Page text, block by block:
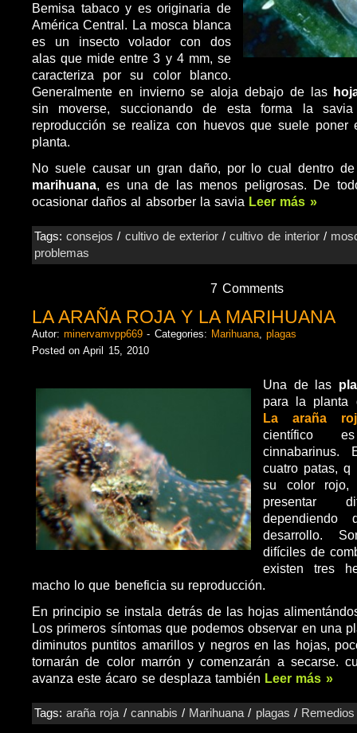
Bemisa tabaco y es originaria de
América Central. La mosca blanca
es un insecto volador con dos
alas que mide entre 3 y 4 mm, se
caracteriza por su color blanco.
Generalmente en invierno se aloja debajo de las
sin moverse, succionando de esta forma la
reproducción se realiza con huevos que suele
planta.
No suele causar un gran daño, por lo cual dentro
marihuana, es una de las menos peligrosas. De
ocasionar daños al absorber la savia Leer más »
Tags:consejos / cultivo de exterior /cultivo de interior/
problemas
7 Comments
LA ARAÑA ROJA Y LA MARIHUANA
Autor:minervamvpp669 - Categories: Marihuana,plagas
Posted on April 15, 2010
Una de las
para la
La araña
científico es
cuatro patas, q
su color rojo,
presentar
desarrollo.
difíciles de
existen tres
macho lo que beneficia su reproducción.
En principio se instala detrás de las hojas
Los primeros síntomas que podemos observar en una
diminutos puntitos amarillos y negros en las hojas,
tornarán de color marrón y comenzarán a secarse.
avanza este ácaro se desplaza también Leer más »
Tags:araña roja / cannabis / Marihuana / plagas / Remedios